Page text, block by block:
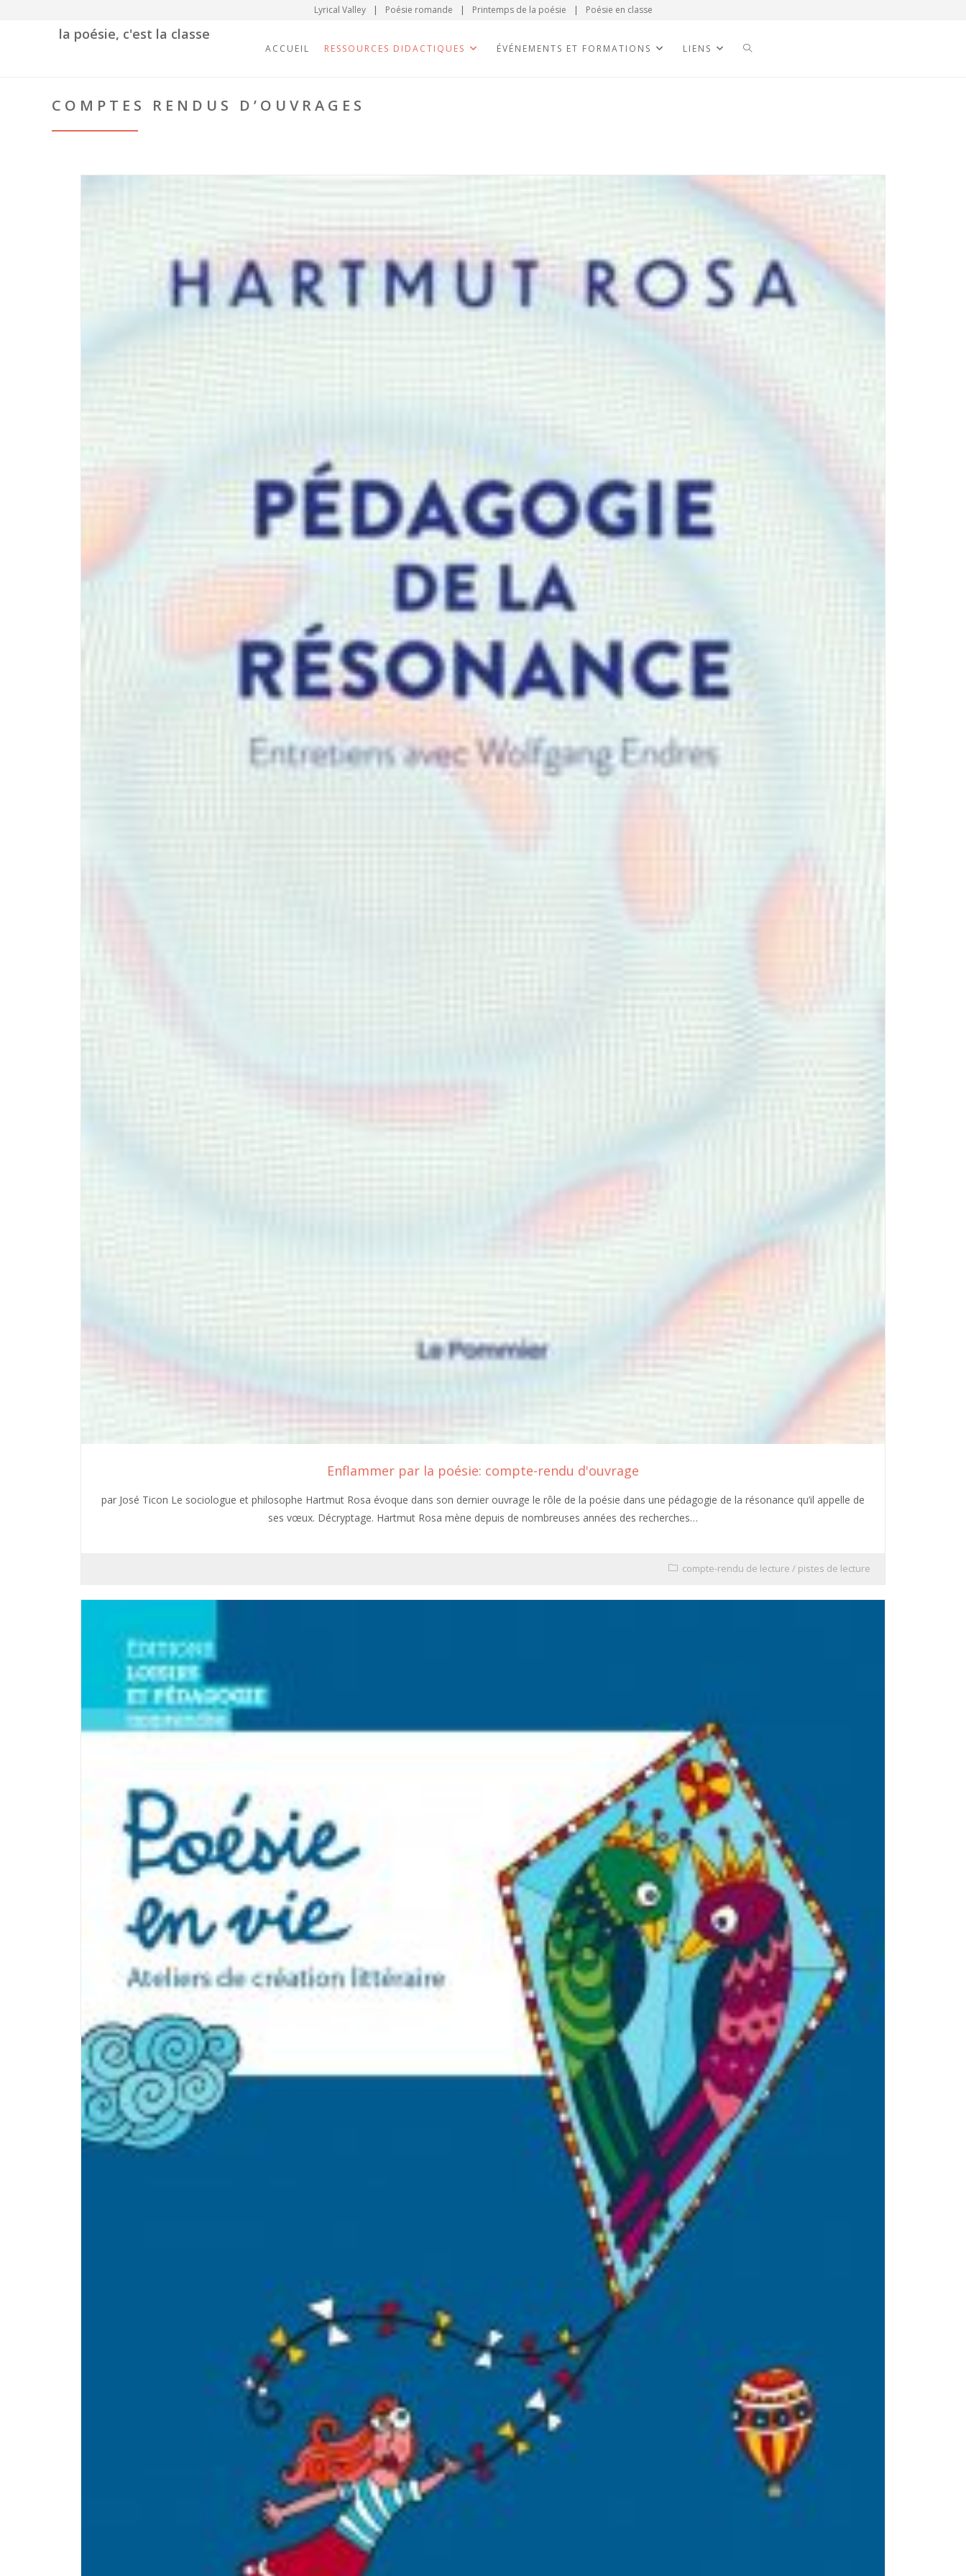
Lyrical Valley | Poésie romande | Printemps de la poésie | Poésie en classe
la poésie, c'est la classe
ACCUEIL RESSOURCES DIDACTIQUES ÉVÉNEMENTS ET FORMATIONS LIENS
COMPTES RENDUS D’OUVRAGES
Enflammer par la poésie: compte-rendu d'ouvrage
par José Ticon Le sociologue et philosophe Hartmut Rosa évoque dans son dernier ouvrage le rôle de la poésie dans une pédagogie de la résonance qu’il appelle de
ses vœux. Décryptage. Hartmut Rosa mène depuis de nombreuses années des recherches…
compte-rendu de lecture / pistes de lecture